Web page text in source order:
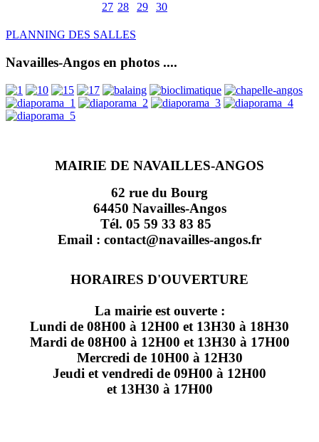
27 28 29 30
PLANNING DES SALLES
Navailles-Angos en photos ....
MAIRIE DE NAVAILLES-ANGOS
62 rue du Bourg
64450 Navailles-Angos
Tél. 05 59 33 83 85
Email : contact@navailles-angos.fr
HORAIRES D'OUVERTURE
La mairie est ouverte :
Lundi de 08H00 à 12H00 et 13H30 à 18H30
Mardi de 08H00 à 12H00 et 13H30 à 17H00
Mercredi de 10H00 à 12H30
Jeudi et vendredi de 09H00 à 12H00
et 13H30 à 17H00